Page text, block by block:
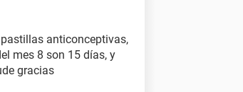
anticonceptivas,
mes 8 son 15 días, y
gracias